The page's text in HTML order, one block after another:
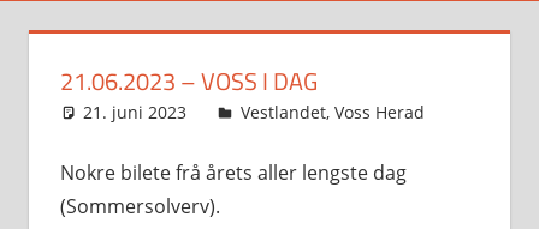
21.06.2023 – VOSS I DAG
21. juni 2023 Svein
Vestlandet, Voss Herad
Nokre bilete frå årets aller lengste dag
(Sommersolverv).